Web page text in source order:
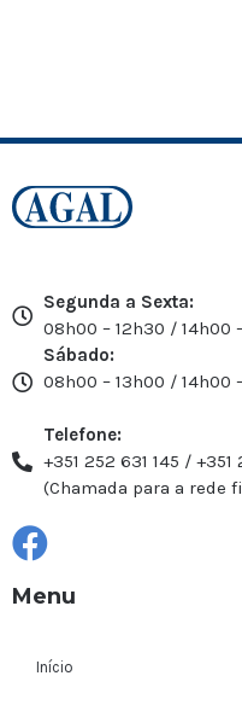
Segunda a Sexta:
08h00 – 12h30 / 14h00
Sábado:
08h00 – 13h00 / 14h00
Telefone:
+351 252 631 145 /
(Chamada para a rede
Menu
Início